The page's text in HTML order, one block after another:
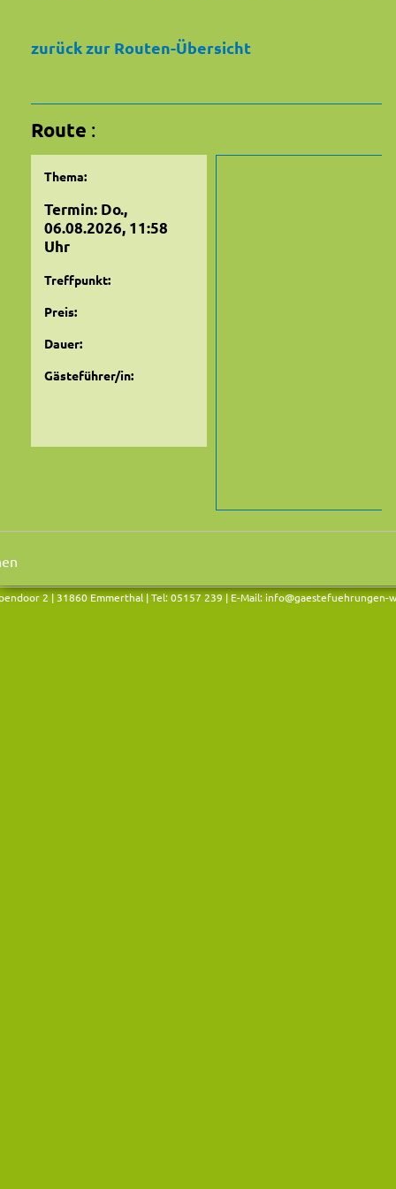
zurück zur Routen-Übersicht
Route :
Thema:
Termin: Do.,
06.08.2026, 11:58
Uhr
Treffpunkt:
Preis:
Dauer:
Gästeführer/in:
2 | 31860 Emmerthal | Tel: 05157 239 | E-Mail:info@gaestefuehrungen-